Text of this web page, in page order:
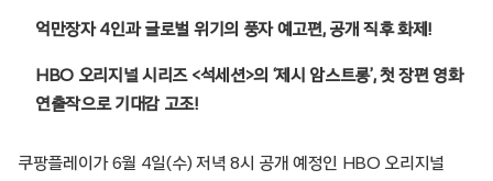
억만장자 4인과 글로벌 위기의 풍자 예고편, 공개 직후 화제!
HBO 오리지널 시리즈 <석세션>의 ‘제시 암스트롱’, 첫 장편 영화
연출작으로 기대감 고조!
쿠팡플레이가 6월 4일(수) 저녁 8시 공개 예정인 HBO 오리지널